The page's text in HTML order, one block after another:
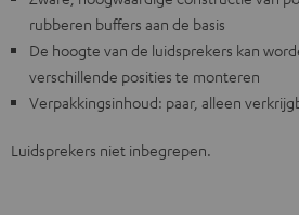
rubberen buffers aan de basis
De hoogte van de luidsprekers kan
verschillende posities te monteren
Verpakkingsinhoud: paar, alleen
Luidsprekers niet inbegrepen.